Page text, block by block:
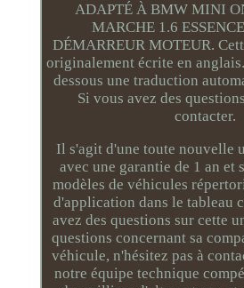
ADAPTÉ À BMW MINI
MARCHE 1.6
DÉMARREUR MOTEUR.
originalement écrite en
dessous une traduction
Si vous avez des
contacter.
Il s'agit d'une toute nouvelle
avec une garantie de 1 an et
modèles de véhicules
d'application dans le tableau
avez des questions sur cette
questions concernant sa
véhicule, n'hésitez pas à
notre équipe technique